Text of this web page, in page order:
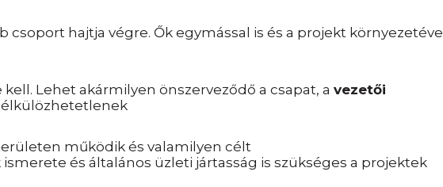
hajtja végre. Ők egymással is és a projekt környezetével
Lehet akármilyen önszerveződő a csapat, a vezetői
működik és valamilyen célt
ismerete és általános üzleti jártasság is szükséges a projektek